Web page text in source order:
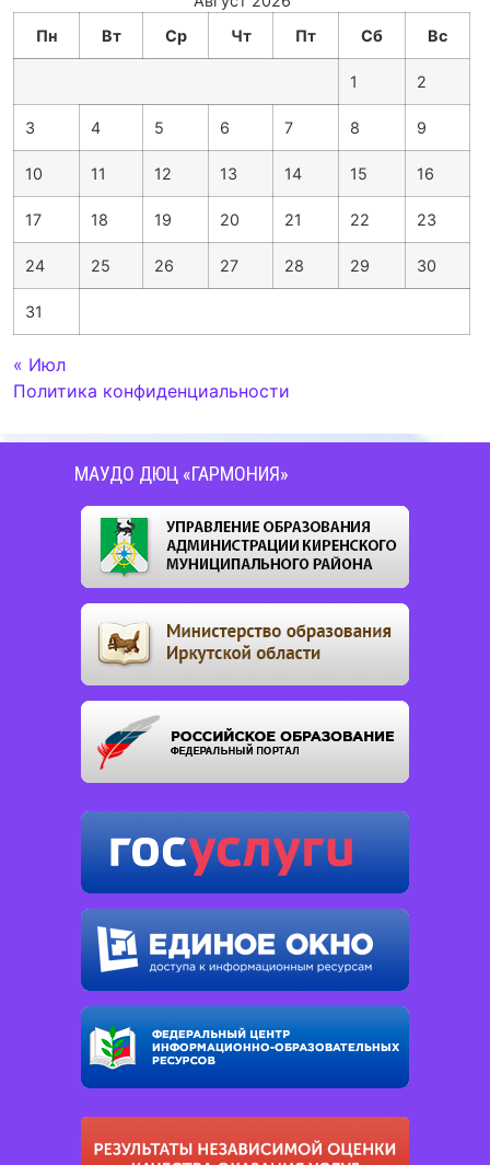
Пн
Вт Ср Чт Пт Сб Вс
1 2
3 4 5 6 7 8 9
10 11 12 13 14 15 16
17 18 19 20 21 22 23
24 25 26 27 28 29 30
31
« Июл
Политика конфиденциальности
МАУДО ДЮЦ «ГАРМОНИЯ»